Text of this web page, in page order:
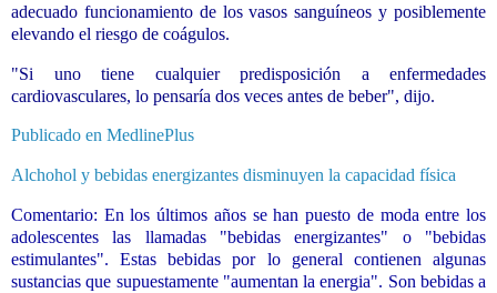
adecuado funcionamiento de los vasos sanguíneos y posiblemente
elevando el riesgo de coágulos.
"Si uno tiene cualquier predisposición a enfermedades
cardiovasculares, lo pensaría dos veces antes de beber", dijo.
Publicado en MedlinePlus
Alchohol y bebidas energizantes disminuyen la capacidad física
Comentario: En los últimos años se han puesto de moda entre los
adolescentes las llamadas "bebidas energizantes" o "bebidas
estimulantes". Estas bebidas por lo general contienen algunas
sustancias que supuestamente "aumentan la energia". Son bebidas a